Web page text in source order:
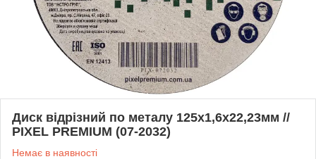
Диск відрізний по металу 125х1,6х22,23мм //
PIXEL PREMIUM (07-2032)
Немає в наявності